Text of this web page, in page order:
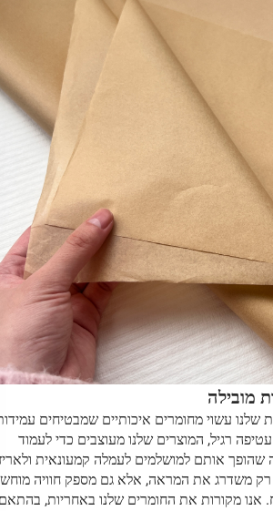
עשוי מחומרים איכותיים שמבטיחים עמידות
רגיל, המוצרים שלנו מעוצבים כדי לעמוד
אותם למושלמים לעמלה קמעונאית ולאריזת
משדרג את המראה, אלא גם מספק חוויה מוחשית
מקורות את החומרים שלנו באחריות, בהתאם